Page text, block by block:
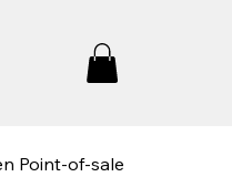
Point-of-sale